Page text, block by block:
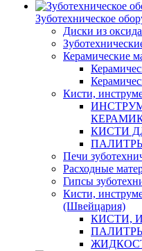
Зуботехническое
Диски из
Керамические
Кисти,
КИСТИ
Печи
Расходные
Гипсы
Кисти,
(Швейцария)
КИСТИ,